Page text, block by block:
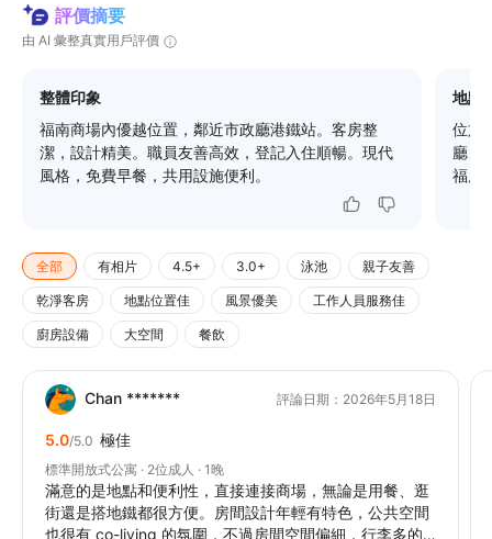
評價摘要
由 AI 彙整真實用戶評價
整體印象
福南商場內優越位置，鄰近市政廳港鐵站。客房整
潔，設計精美。職員友善高效，登記入住順暢。現代
風格，免費早餐，共用設施便利。
地點
位於
廳、
福康
全部 有相片 4.5+ 3.0+ 泳池 親子友善
乾淨客房 地點位置佳 風景優美 工作人員服務佳
廚房設備 大空間 餐飲
Chan ******* 評論日期：2026年5月18日
5.0/5.0 極佳
標準開放式公寓 · 2位成人 · 1晚
滿意的是地點和便利性，直接連接商場，無論是用餐、逛
街還是搭地鐵都很方便。房間設計年輕有特色，公共空間
也很有 co-living 的氛圍，不過房間空間偏細，行李多的